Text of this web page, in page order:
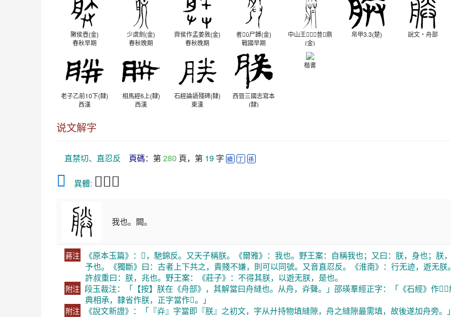
敶侯壺(金)
春秋早期
少虡劍(金)
春秋晚期
齊侯作孟姜敦(金)
春秋晚期
者尸鎛(金)
戰國早期
中山王昔鼎
(金)
戰國晚期
帛甲3.3(楚) 說文‧舟部
老子乙前10下(隸)
西漢
相馬經6上(隸)
西漢
石經論語殘碑(隸)
東漢
西晉三國志寫本
(隸)
楷書
说文解字
直禁切、直忍反 頁碼：第 280 頁，第 19 字 續 丁 孫
𦩎 異體: 𦨶𣍹朕
我也。闕。
蔣注
《原本玉篇》：𦩗，馳錦反。又天子稱朕。《爾雅》：我也。野王案：自稱我也；又曰：朕，身也；朕，
予也。《獨斷》曰：古者上下共之，貴賤不嫌，則可以同號。又音直忍反。《淮南》：行无迹，遊无朕。
許叔重曰：朕，兆也。野王案：《莊子》：不得其朕，以遊无朕，是也。
附注 段玉裁注：「【按】朕在《舟部》，其解當曰舟縫也。从舟，灷聲。」邵瑛羣經正字：「《石經》作󰒽
典相承，隸省作朕，正字當作𦩎。」
附注 《說文新證》：「『灷』字當即『朕』之初文，字从廾持物填縫隙，舟之縫隙最需填，故後遂加舟旁。」